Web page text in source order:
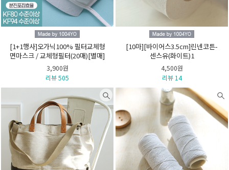
[1+1행사]오가닉100% 필터교체형
면마스크 / 교체형필터(20매)[별매]
3,900원
리뷰 505
[10마][바이어스3.5cm]린넨코튼-
센스유(화이트)1
4,500원
리뷰 14